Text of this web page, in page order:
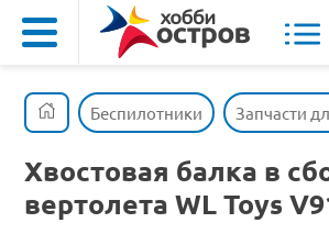
Беспилотники Запчасти
Хвостовая балка в
вертолета WL Toys